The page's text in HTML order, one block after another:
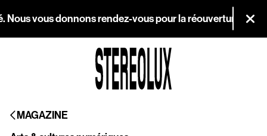
vous donnons rendez-vous pour la réouverture le
MAGAZINE
Agenda
Magazine